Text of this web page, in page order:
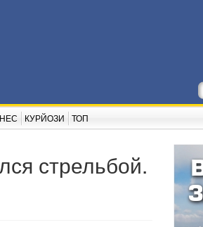
КУРЙОЗИ ТОП
стрельбой.